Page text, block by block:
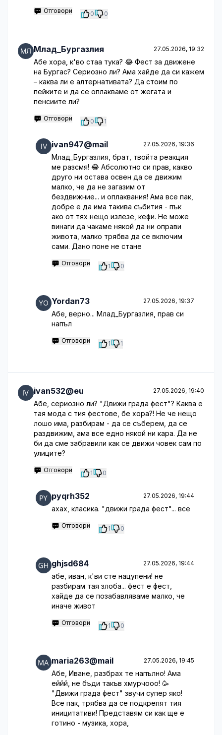
Отговори 0 0
Млад_Бургазлия 27.05.2026, 19:32
Абе хора, к'во стаа тука? 😂 Фест за движене
на Бургас? Сериозно ли? Ама хайде да си кажем
– каква ли е алтернативата? Да стоим по
пейките и да се оплакваме от жегата и
пенсиите ли?
Отговори 0 1
ivan947@mail 27.05.2026, 19:36
Млад_Бургазлия, брат, твойта реакция
ме разсмя! 😂 Абсолютно си прав, какво
друго ни остава освен да се движим
малко, че да не загазим от
бездвижние... и оплаквания! Ама все пак,
добре е да има такива събития - пък
ако от тях нещо излезе, кефи. Не може
винаги да чакаме някой да ни оправи
живота, малко трябва да се включим
сами. Дано поне не стане
Отговори 1 0
Yordan73 27.05.2026, 19:37
Абе, верно... Млад_Бургазлия, прав си
напъл
Отговори 1 1
ivan532@eu 27.05.2026, 19:40
Абе, сериозно ли? "Движи града фест"? Каква е
тая мода с тия фестове, бе хора?! Не че нещо
лошо има, разбирам - да се съберем, да се
раздвижим, ама все едно някой ни кара. Да не
би да сме забравили как се движи човек сам по
улиците?
Отговори 1 0
pyqrh352 27.05.2026, 19:44
ахах, класика. "движи града фест"... все
Отговори 1 0
ghjsd684 27.05.2026, 19:44
абе, иван, к'ви сте нацупени! не
разбирам тая злоба... фест е фест,
хайде да се позабавляваме малко, че
иначе живот
Отговори 1 0
maria263@mail 27.05.2026, 19:45
Абе, Иване, разбрах те напълно! Ама
еййй, не бъди такъв хмурчооо! 🥳
"Движи града фест" звучи супер яко!
Все пак, трябва да се подкрепят тия
иницитативи! Представям си как ще е
готино - музика, хора,